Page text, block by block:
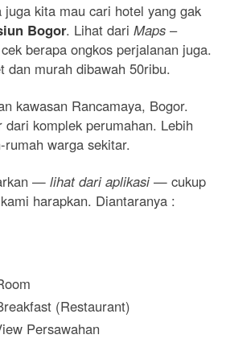
juga kita mau cari hotel yang gak
Bogor. Lihat dari Maps –
berapa ongkos perjalanan juga.
dan murah dibawah 50ribu.
kawasan Rancamaya, Bogor.
dari komplek perumahan. Lebih
warga sekitar.
— lihat dari aplikasi— cukup
harapkan. Diantaranya :
(Restaurant)
Persawahan